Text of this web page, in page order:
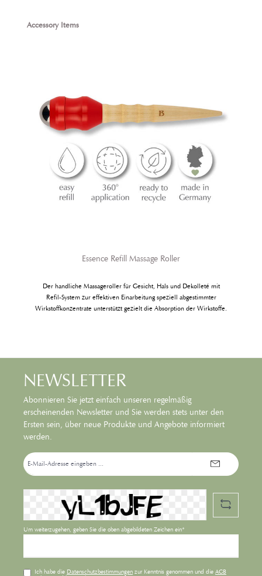
unterschiedlichen Ampullen im »intensa®« Ampullenprogramm findet
13 Lifting-Essence,1 x Nr. 14 Physio-Energy,1 x Ampullenöffner
Produktgalerie überspringen
Accessory Items
Essence Refill Massage Roller
Der handliche Massageroller für Gesicht, Hals und Dekolleté mit
Refil-System zur effektiven Einarbeitung speziell abgestimmter
Wirkstoffkonzentrate unterstützt gezielt die Absorption der Wirkstoffe.
NEWSLETTER
Abonnieren Sie jetzt einfach unseren regelmäßig
erscheinenden Newsletter und Sie werden stets unter den
Ersten sein, über neue Produkte und Angebote informiert
werden.
E-
Mail-
Adresse*
Um weiterzugehen, geben Sie die oben abgebildeten Zeichen ein*
Ich habe die Datenschutzbestimmungenzur Kenntnis genommen und die AGB